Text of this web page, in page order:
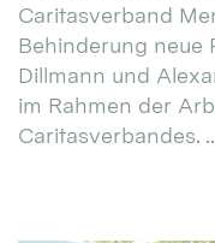
Caritasverband
Behinderung neue
Dillmann und
im Rahmen der
Caritasverbandes.